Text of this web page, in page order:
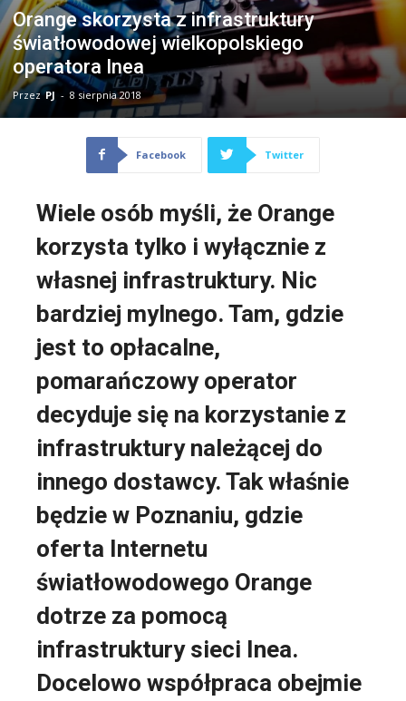
Orange skorzysta z infrastruktury
światłowodowej wielkopolskiego
operatora Inea
Przez PJ - 8 sierpnia 2018
Facebook Twitter
Wiele osób myśli, że Orange
korzysta tylko i wyłącznie z
własnej infrastruktury. Nic
bardziej mylnego. Tam, gdzie
jest to opłacalne,
pomarańczowy operator
decyduje się na korzystanie z
infrastruktury należącej do
innego dostawcy. Tak właśnie
będzie w Poznaniu, gdzie
oferta Internetu
światłowodowego Orange
dotrze za pomocą
infrastruktury sieci Inea.
Docelowo współpraca obejmie